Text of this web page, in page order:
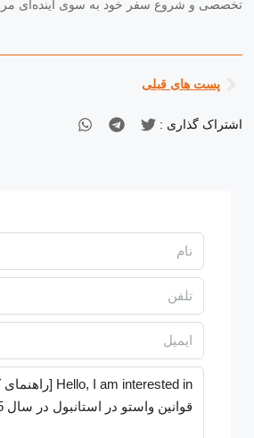
تخصصی و شروع سفر خود به سوی آینده‌ای
پست های قبلی
اشتراک گذاری :